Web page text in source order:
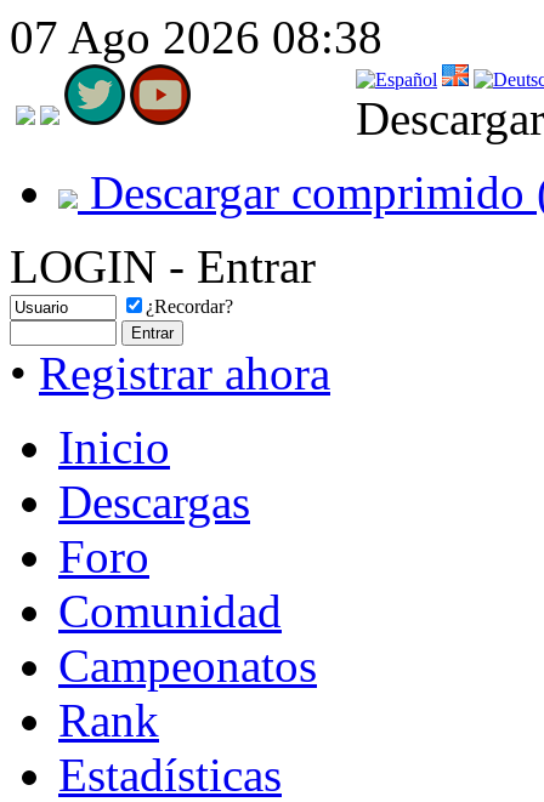
07 Ago 2026 08:38
Descargar comprimido
LOGIN - Entrar
¿Recordar?
• Registrar ahora
Inicio
Descargas
Foro
Comunidad
Campeonatos
Rank
Estadísticas